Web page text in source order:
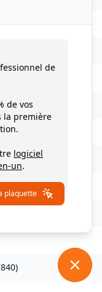
(77610)
)
)
de
de vos
la première
logiciel
un.
plaquette